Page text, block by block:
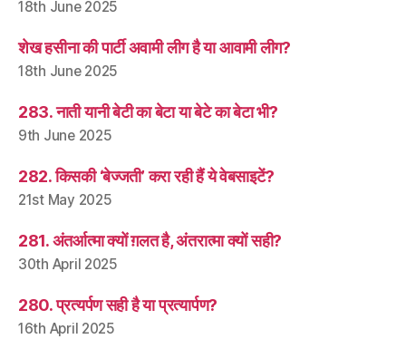
18th June 2025
शेख हसीना की पार्टी अवामी लीग है या आवामी लीग?
18th June 2025
283. नाती यानी बेटी का बेटा या बेटे का बेटा भी?
9th June 2025
282. किसकी ‘बेज्जती’ करा रही हैं ये वेबसाइटें?
21st May 2025
281. अंतर्आत्मा क्यों ग़लत है, अंतरात्मा क्यों सही?
30th April 2025
280. प्रत्यर्पण सही है या प्रत्यार्पण?
16th April 2025